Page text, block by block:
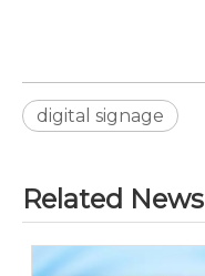
digital signage
Related News